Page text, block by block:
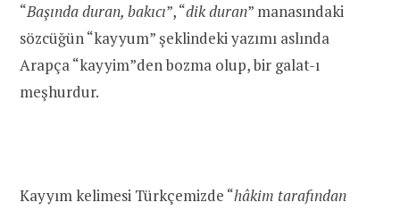
“Başında duran, bakıcı”, “dik duran” manasındaki
sözcüğün “kayyum” şeklindeki yazımı aslında
Arapça “kayyim”den bozma olup, bir galat-ı
meşhurdur.
Kayyım kelimesi Türkçemizde “hâkim tarafından